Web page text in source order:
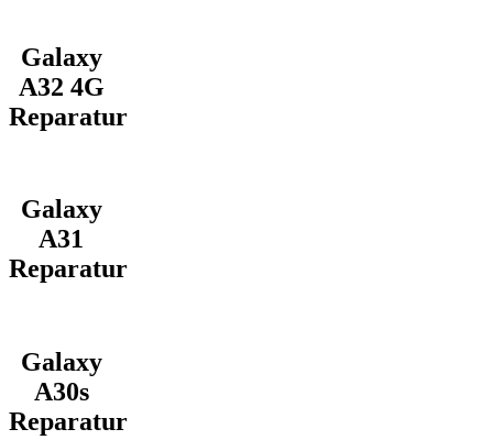
Galaxy
A32 4G
Reparatur
Galaxy
A31
Reparatur
Galaxy
A30s
Reparatur